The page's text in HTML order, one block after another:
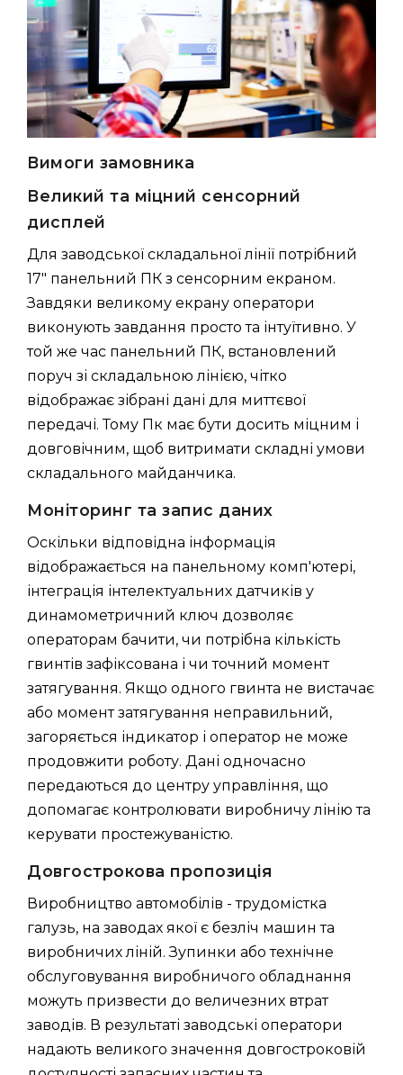
Вимоги замовника
Великий та міцний сенсорний
дисплей
Для заводської складальної лінії потрібний
17" панельний ПК з сенсорним екраном.
Завдяки великому екрану оператори
виконують завдання просто та інтуїтивно. У
той же час панельний ПК, встановлений
поруч зі складальною лінією, чітко
відображає зібрані дані для миттєвої
передачі. Тому Пк має бути досить міцним і
довговічним, щоб витримати складні умови
складального майданчика.
Моніторинг та запис даних
Оскільки відповідна інформація
відображається на панельному комп'ютері,
інтеграція інтелектуальних датчиків у
динамометричний ключ дозволяє
операторам бачити, чи потрібна кількість
гвинтів зафіксована і чи точний момент
затягування. Якщо одного гвинта не вистачає
або момент затягування неправильний,
загоряється індикатор і оператор не може
продовжити роботу. Дані одночасно
передаються до центру управління, що
допомагає контролювати виробничу лінію та
керувати простежуваністю.
Довгострокова пропозиція
Виробництво автомобілів - трудомістка
галузь, на заводах якої є безліч машин та
виробничих ліній. Зупинки або технічне
обслуговування виробничого обладнання
можуть призвести до величезних втрат
заводів. В результаті заводські оператори
надають великого значення довгостроковій